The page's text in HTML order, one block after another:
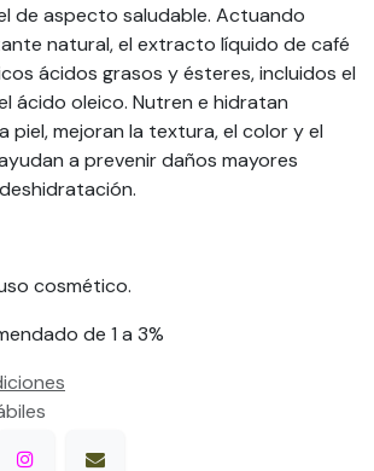
de aspecto saludable. Actuando
natural, el extracto líquido de café
ácidos grasos y ésteres, incluidos el
ácido oleico. Nutren e hidratan
piel, mejoran la textura, el color y el
a prevenir daños mayores
cosmético.
de 1 a 3%